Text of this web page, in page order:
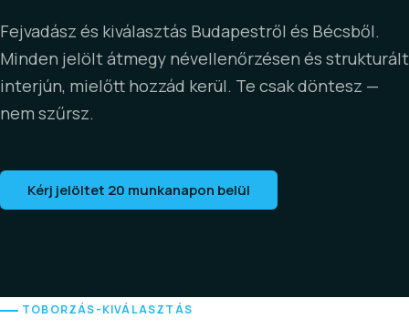
Fejvadász és kiválasztás Budapestről és Bécsből.
Minden jelölt átmegy névellenőrzésen és strukturált
interjún, mielőtt hozzád kerül. Te csak döntesz —
nem szűrsz.
Kérj jelöltet 20 munkanapon belül
TOBORZÁS-KIVÁLASZTÁS